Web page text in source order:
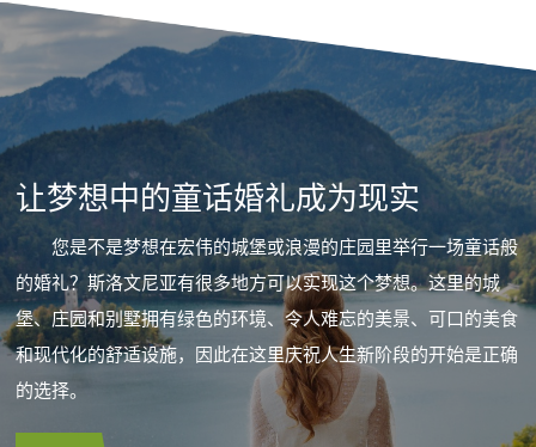
让梦想中的童话婚礼成为现实
您是不是梦想在宏伟的城堡或浪漫的庄园里举行一场童话般
的婚礼？斯洛文尼亚有很多地方可以实现这个梦想。这里的城
堡、庄园和别墅拥有绿色的环境、令人难忘的美景、可口的美食
和现代化的舒适设施，因此在这里庆祝人生新阶段的开始是正确
的选择。